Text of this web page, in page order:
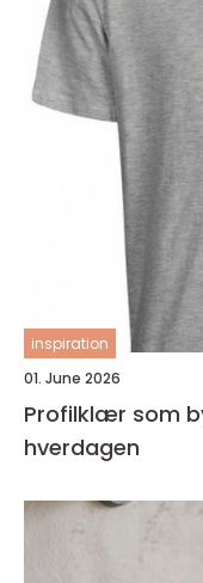
inspiration
01. June 2026
Profilklær som
hverdagen